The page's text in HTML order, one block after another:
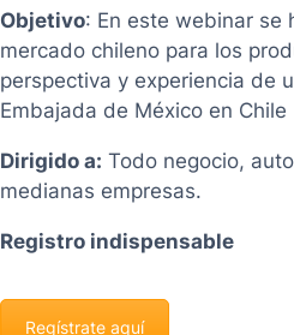
Objetivo: En este webinar se
mercado chileno para los
perspectiva y experiencia de
Embajada de México en Chile
Dirigido a: Todo negocio,
medianas empresas.
Registro indispensable
Regístrate aquí